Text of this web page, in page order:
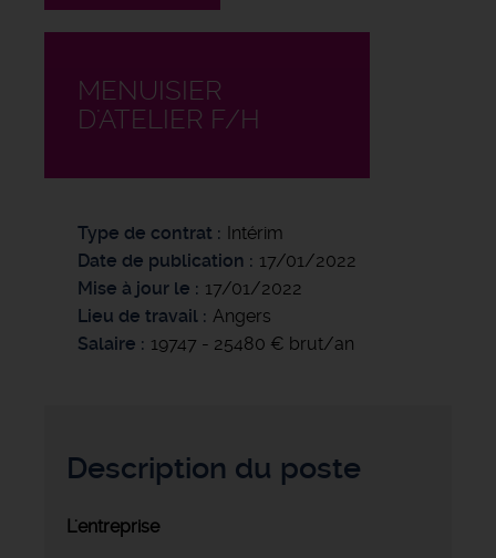
MENUISIER
D'ATELIER F/H
Type de contrat
Intérim
Date de publication
17/01/2022
Mise à jour le
17/01/2022
Lieu de travail
Angers
Salaire
19747 - 25480 € brut/an
Description du poste
L'entreprise